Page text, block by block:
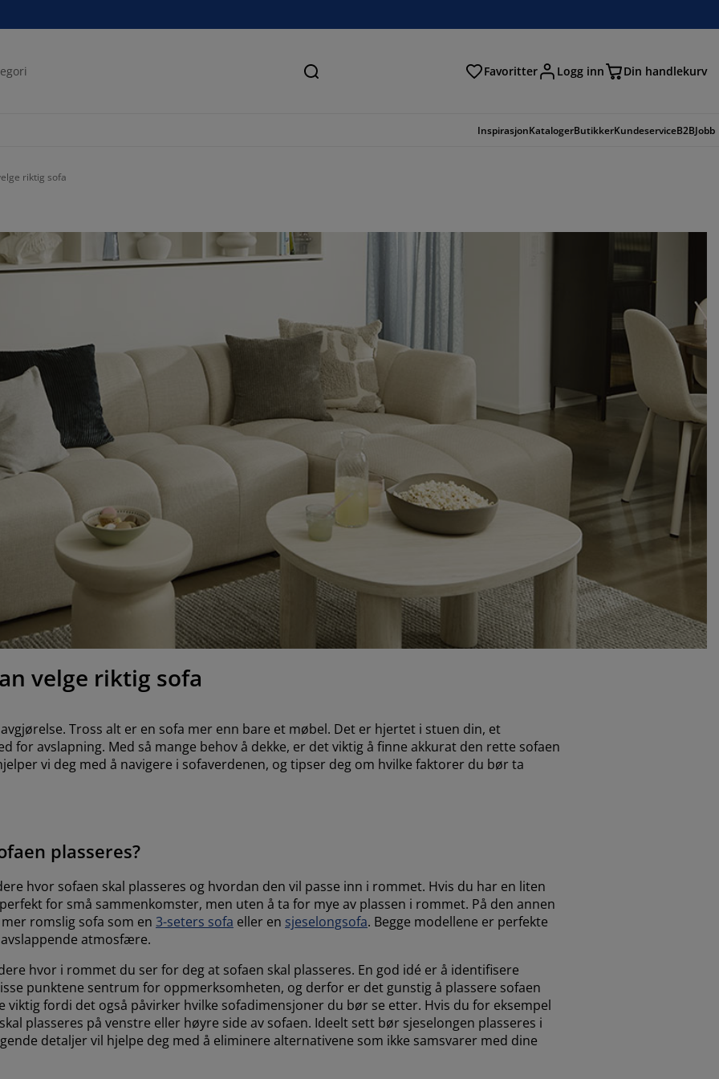
Søk Favoritter Logg inn Din handlekurv
InspirasjonKatalogerButikkerKundeserviceB2BJobb
riktig sofa
velge riktig sofa
Tross alt er en sofa mer enn bare et møbel. Det er hjertet i stuen din, et
for avslapning. Med så mange behov å dekke, er det viktig å finne akkurat den rette sofaen
vi deg med å navigere i sofaverdenen, og tipser deg om hvilke faktorer du bør ta
plasseres?
hvor sofaen skal plasseres og hvordan den vil passe inn i rommet. Hvis du har en liten
for små sammenkomster, men uten å ta for mye av plassen i rommet. På den annen
romslig sofa som en 3-seters sofa eller en sjeselongsofa. Begge modellene er perfekte
atmosfære.
hvor i rommet du ser for deg at sofaen skal plasseres. En god idé er å identifisere
punktene sentrum for oppmerksomheten, og derfor er det gunstig å plassere sofaen
fordi det også påvirker hvilke sofadimensjoner du bør se etter. Hvis du for eksempel
plasseres på venstre eller høyre side av sofaen. Ideelt sett bør sjeselongen plasseres i
detaljer vil hjelpe deg med å eliminere alternativene som ikke samsvarer med dine